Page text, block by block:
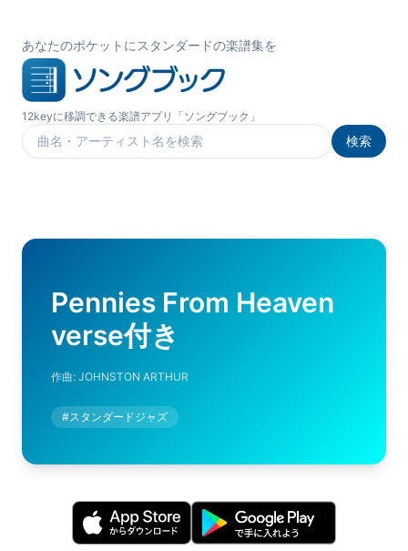
あなたのポケットにスタンダードの楽譜集を
12keyに移調できる楽譜アプリ「ソングブック」
楽曲を検索
検索
Pennies From Heaven
verse付き
作曲: JOHNSTON ARTHUR
#スタンダードジャズ